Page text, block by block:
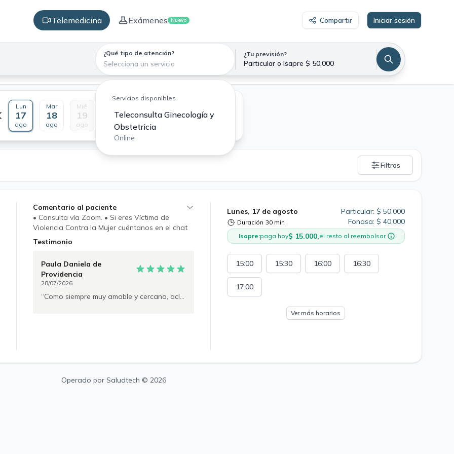
Telemedicina Exámenes Nuevo Compartir Iniciar sesión
¿Qué tipo de atención?
Selecciona un servicio
¿Tu previsión?
Particular o Isapre $ 50.000
Servicios disponibles
Teleconsulta Ginecología y
Obstetricia
Online
Lun
17
ago
Mar
18
ago
Mié
19
ago
20
ago
21
ago
22 23
Filtros
Lunes, 17 de agosto
Duración 30 min
Particular: $ 50.000
Fonasa: $ 40.000
Isapre:paga hoy$ 15.000,el resto al reembolsar
15:00 15:30 16:00 16:30
17:00
Ver más horarios
Comentario al paciente
• Consulta vía Zoom. • Si eres Víctima de
Violencia Contra la Mujer cuéntanos en el chat
privado para coordinar horario preferencial. •
Testimonio
Paula Daniela de
Providencia
28/07/2026
Como siempre muy amable y cercana, aclara todas las dudas y explica todo muy bien para que no surjan nuevas. recomiendo al 100%
Operado por Saludtech © 2026